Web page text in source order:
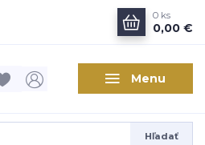
Menu
Hľadať
0 ks
0,00 €